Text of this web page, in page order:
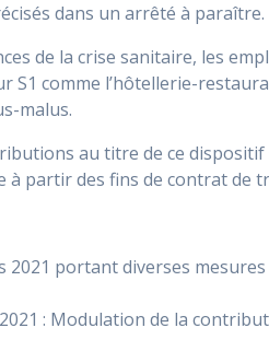
dans un arrêté à paraître.
de la crise sanitaire, les
S1 comme l’hôtellerie-
malus.
au titre de ce dispositif
à partir des fins de contrat de
2021 portant diverses
: Modulation de la